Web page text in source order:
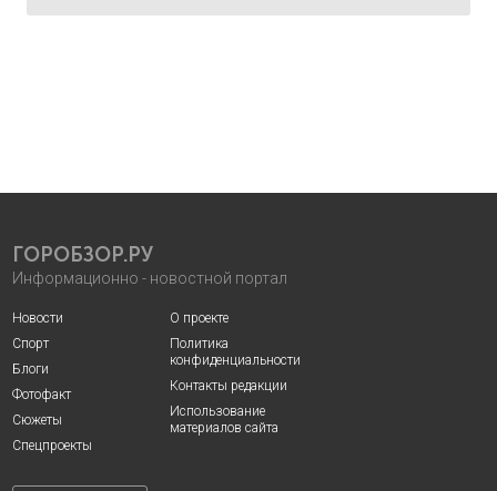
ГОРОБЗОР.РУ
Информационно - новостной портал
Новости
Спорт
Блоги
Фотофакт
Сюжеты
Спецпроекты
О проекте
Политика
конфиденциальности
Контакты редакции
Использование
материалов сайта